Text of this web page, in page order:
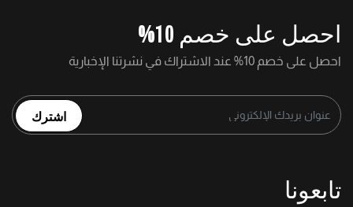
احصل على خصم 10%
احصل على خصم 10% عند الاشتراك في نشرتنا الإخبارية
اشترك
تابعونا